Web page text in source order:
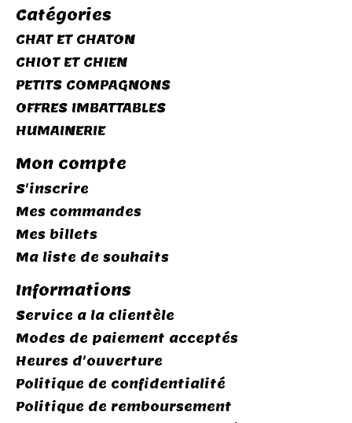
Catégories
CHAT ET CHATON
CHIOT ET CHIEN
PETITS COMPAGNONS
OFFRES IMBATTABLES
HUMAINERIE
Mon compte
S'inscrire
Mes commandes
Mes billets
Ma liste de souhaits
Informations
Service a la clientèle
Modes de paiement acceptés
Heures d'ouverture
Politique de confidentialité
Politique de remboursement